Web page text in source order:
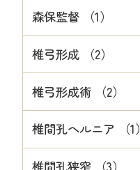
森保監督 （1）
椎弓形成 （2）
椎弓形成術 （2）
椎間孔ヘルニア （1）
椎間孔狭窄 （3）